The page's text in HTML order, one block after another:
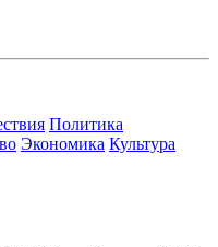
Политика
Экономика Культура